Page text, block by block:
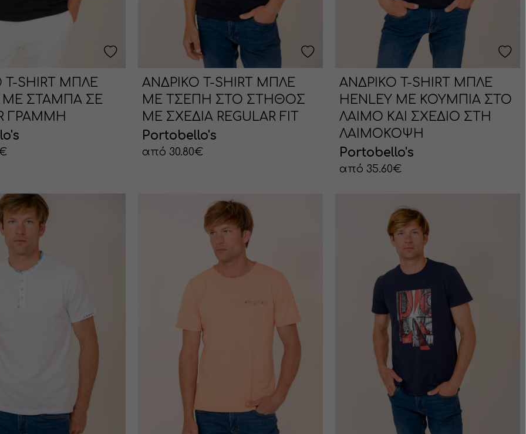
T-SHIRT ΜΠΛΕ
ΣΤΑΜΠΑ ΣΕ
ΓΡΑΜΜΗ
ΑΝΔΡΙΚΟ T-SHIRT ΜΠΛΕ
ΜΕ ΤΣΕΠΗ ΣΤΟ ΣΤΗΘΟΣ
ΜΕ ΣΧΕΔΙΑ REGULAR FIT
Portobello's
από 30.80€
ΑΝΔΡΙΚΟ T-SHIRT ΜΠΛΕ
HENLEY ΜΕ ΚΟΥΜΠΙΑ ΣΤΟ
ΛΑΙΜΟ ΚΑΙ ΣΧΕΔΙΟ ΣΤΗ
ΛΑΙΜΟΚΟΨΗ
Portobello's
από 35.60€